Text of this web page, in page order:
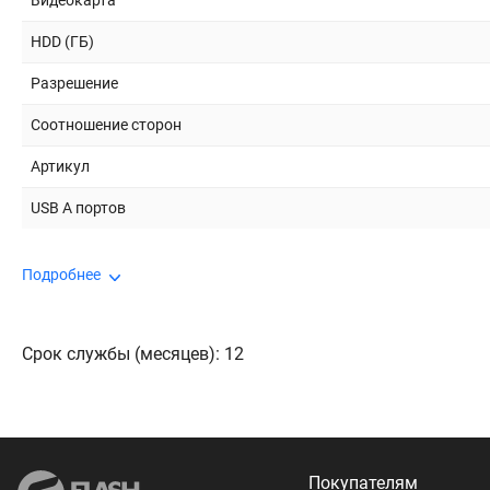
HDD (ГБ)
Разрешение
Соотношение сторон
Артикул
USB A портов
Подробнее
Срок службы (месяцев): 12
Покупателям